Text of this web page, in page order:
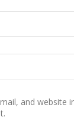
and website